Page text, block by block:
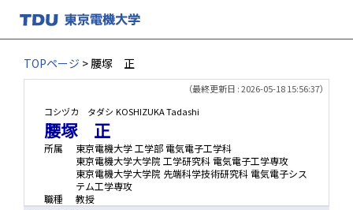
TOPページ > 腰塚 正
（最終更新日 : 2026-05-18 15:56:37）
コシヅカ タダシ KOSHIZUKA Tadashi
腰塚 正
所属
東京電機大学 工学部 電気電子工学科
東京電機大学大学院 工学研究科 電気電子工学専攻
東京電機大学大学院 先端科学技術研究科 電気電子シス
テム工学専攻
職種
教授